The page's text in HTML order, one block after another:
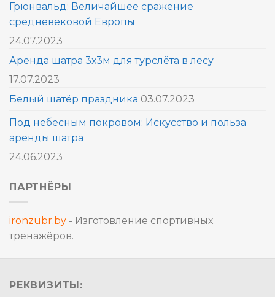
Грюнвальд: Величайшее сражение
средневековой Европы
24.07.2023
Аренда шатра 3х3м для турслёта в лесу
17.07.2023
Белый шатёр праздника 03.07.2023
Под небесным покровом: Искусство и польза
аренды шатра
24.06.2023
ПАРТНЁРЫ
ironzubr.by - Изготовление спортивных
тренажёров.
РЕКВИЗИТЫ: